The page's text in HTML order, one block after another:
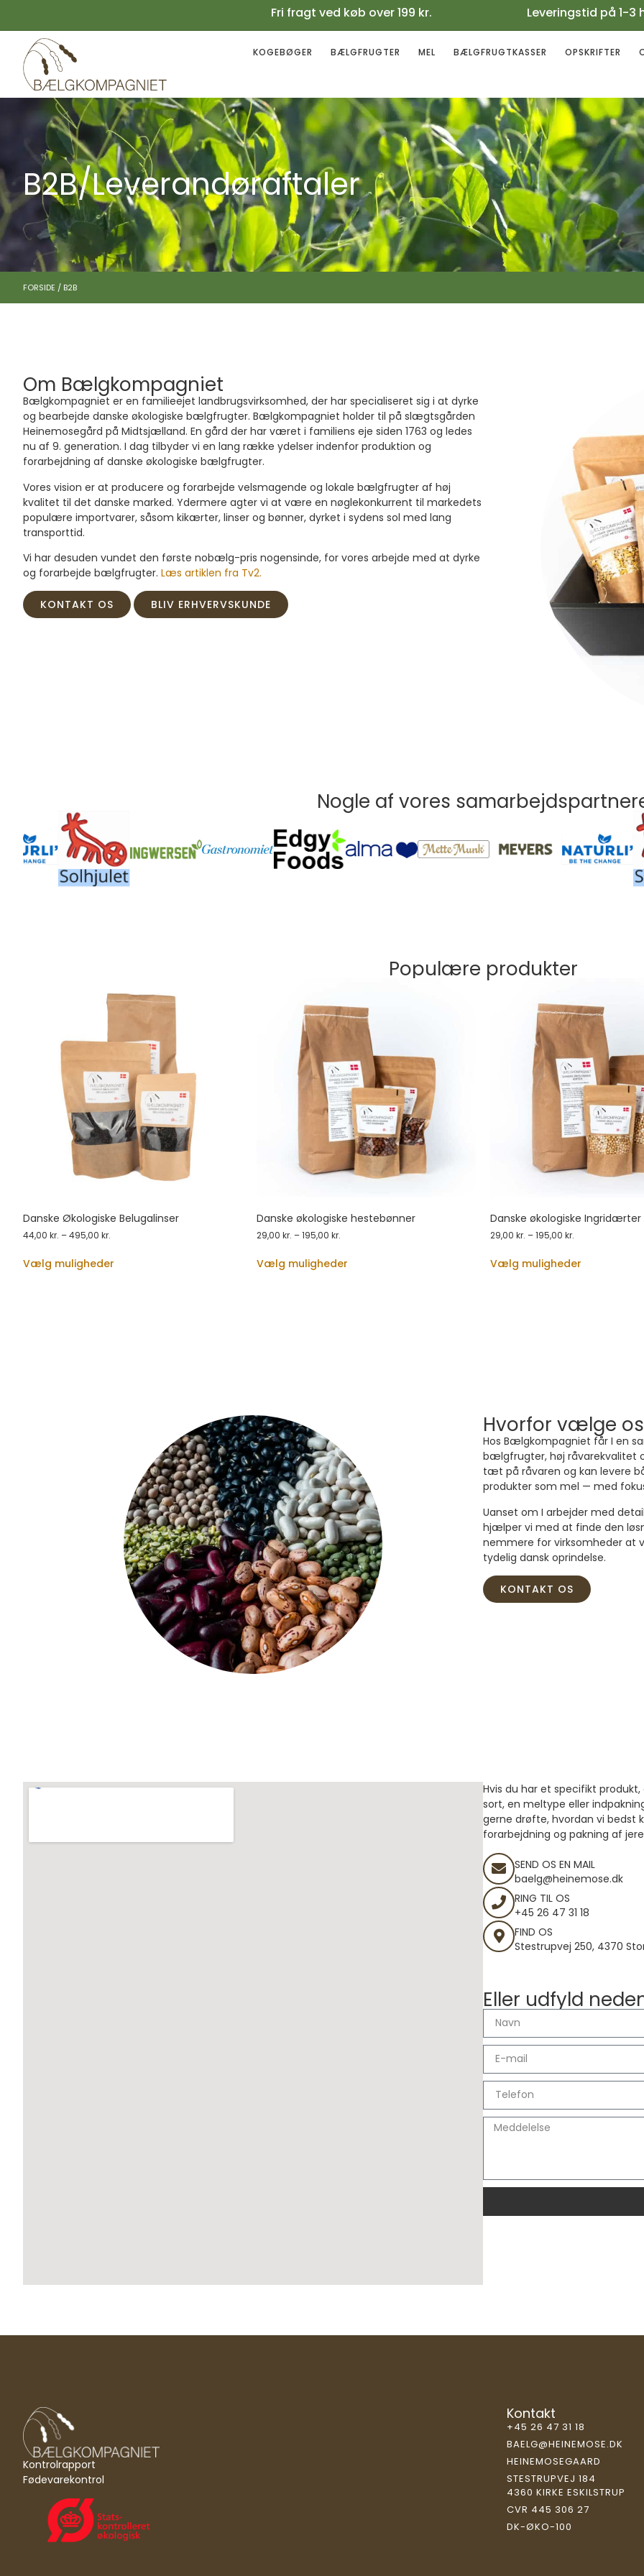
Fri fragt ved køb over 199 kr. Leveringstid på 1-3
KOGEBØGER BÆLGFRUGTER MEL BÆLGFRUGTKASSER OPSKRIFTER
Your cart is empty.
Køb for
Subtotal: 0,00kr.
0,00kr.inkl. moms
SE KURV KASSE
B2B/Leverandøraftaler
FORSIDE / B2B
Om Bælgkompagniet
Bælgkompagniet er en familieejet landbrugsvirksomhed, der har specialiseret sig i at dyrke
og bearbejde danske økologiske bælgfrugter. Bælgkompagniet holder til på slægtsgården
Heinemosegård på Midtsjælland. En gård der har været i familiens eje siden 1763 og ledes
nu af 9. generation. I dag tilbyder vi en lang række ydelser indenfor produktion og
forarbejdning af danske økologiske bælgfrugter.
Vores vision er at producere og forarbejde velsmagende og lokale bælgfrugter af høj
kvalitet til det danske marked. Ydermere agter vi at være en nøglekonkurrent til markedets
populære importvarer, såsom kikærter, linser og bønner, dyrket i sydens sol med lang
transporttid.
Vi har desuden vundet den første nobælg-pris nogensinde, for vores arbejde med at dyrke
og forarbejde bælgfrugter. Læs artiklen fra Tv2.
KONTAKT OS BLIV ERHVERVSKUNDE
Nogle af vores
Populære produkter
Danske Økologiske Belugalinser
44,00 kr. –495,00 kr.
Vælg muligheder
Danske økologiske hestebønner
29,00 kr. –195,00 kr.
Vælg muligheder
Danske økologiske Ingridærter
29,00 kr. –195,00 kr.
Vælg muligheder
Hvorfor vælge
Hos Bælgkompagniet får I en
bælgfrugter, høj råvarekvalitet
tæt på råvaren og kan levere
produkter som mel — med
Uanset om I arbejder med
hjælper vi med at finde den
nemmere for virksomheder at
tydelig dansk oprindelse.
KONTAKT OS
Hvis du har et specifikt
sort, en meltype eller
gerne drøfte, hvordan vi bedst
forarbejdning og pakning af
SEND OS EN MAIL
baelg@heinemose.dk
RING TIL OS
+45 26 47 31 18
FIND OS
Stestrupvej 250, 4370
Eller udfyld
Kontrolrapport
Fødevarekontrol
Kontakt
+45 26 47 31 18
BAELG@HEINEMOSE.DK
HEINEMOSEGAARD
STESTRUPVEJ 184
4360 KIRKE ESKILSTRUP
CVR 445 306 27
DK-ØKO-100